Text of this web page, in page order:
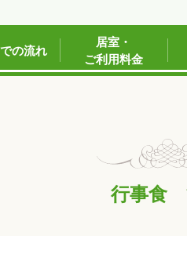
の流れ
居室・
ご利用料金
行事食